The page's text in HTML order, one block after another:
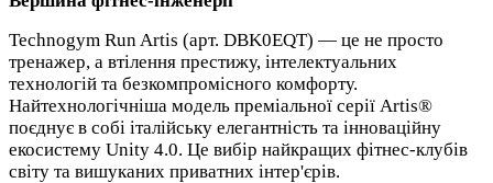
Technogym Run Artis (арт. DBK0EQT) — це не просто
тренажер, а втілення престижу, інтелектуальних
технологій та безкомпромісного комфорту.
Найтехнологічніша модель преміальної серії Artis®
поєднує в собі італійську елегантність та інноваційну
екосистему Unity 4.0. Це вибір найкращих фітнес-клубів
світу та вишуканих приватних інтер'єрів.